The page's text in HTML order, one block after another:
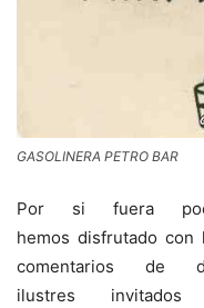
GASOLINERA PETRO BAR
Por si fuera
hemos disfrutado con
comentarios de
ilustres